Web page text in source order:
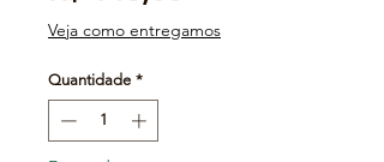
Veja como entregamos
Quantidade *